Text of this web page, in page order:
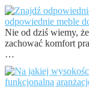
odpowiednie meble
Nie od dziś wiemy,
zachować komfort
…